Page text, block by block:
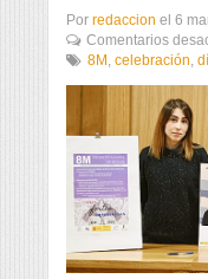
Por redaccion el 6
Comentarios
8M , celebración,